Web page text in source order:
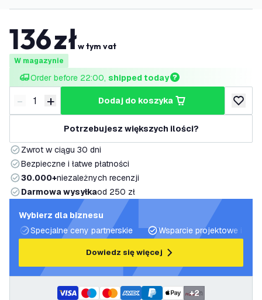
136złw tym vat
W magazynie
Order before 22:00, shipped today
Zmniejsz ilość
- Zwiększ ilość
+ dodaj do koszyka
dodaj
Potrzebujesz większych ilości?
Zwrot w ciągu 30 dni
Bezpieczne i łatwe płatności
30.000+niezależnych recenzji
Darmowa wysyłkaod 250 zł
Wybierz dla biznesu
Specjalne ceny partnerskie
Wsparcie projektowe i
Dowiedz się więcej
+2